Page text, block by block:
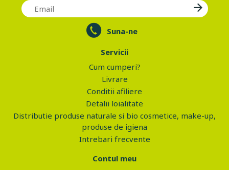
Suna-ne
Servicii
Cum cumperi?
Livrare
Conditii afiliere
Detalii loialitate
Distributie produse naturale si bio cosmetice, make-up,
produse de igiena
Intrebari frecvente
Contul meu